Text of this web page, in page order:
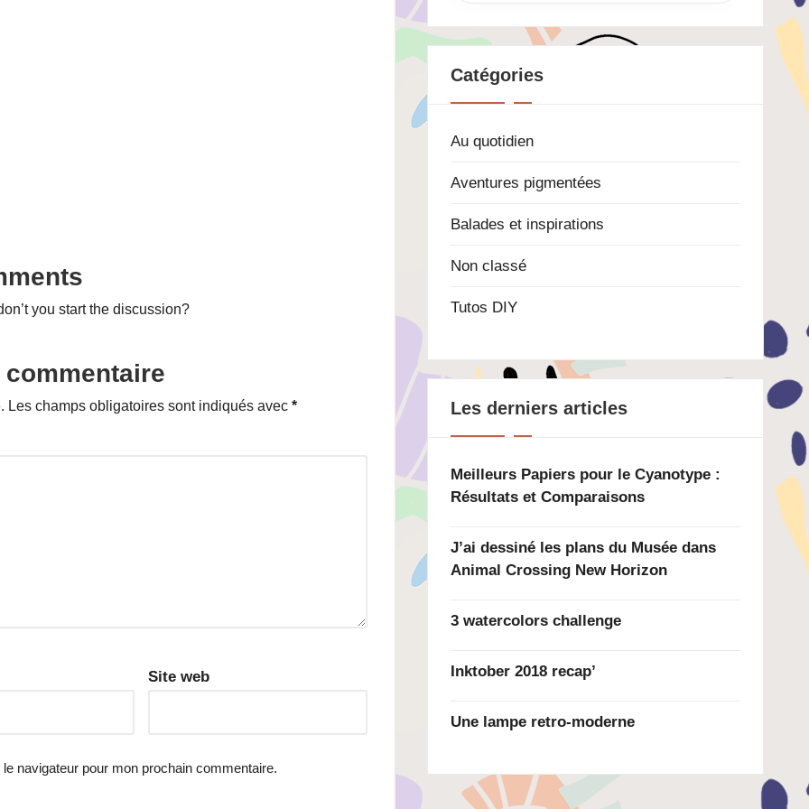
you start the discussion?
Les champs obligatoires sont indiqués avec *
Site web
navigateur pour mon prochain commentaire.
Catégories
Au quotidien
Aventures pigmentées
Balades et inspirations
Non classé
Tutos DIY
Les derniers articles
Meilleurs Papiers pour le Cyanotype :
Résultats et Comparaisons
J’ai dessiné les plans du Musée dans
Animal Crossing New Horizon
3 watercolors challenge
Inktober 2018 recap’
Une lampe retro-moderne